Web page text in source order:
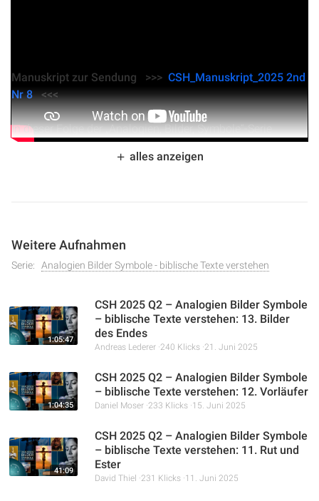
Manuskript zur Sendung >>> CSH_Manuskript_2025 2nd
Nr 8<<<
In dieser Folge der „Analogien, Bilder, Symbole“-Serie
beleuchtet Christopher Kramp die überraschende
prophetische Bedeutung der Psalmen. Er erklärt, wie Jesus
Eigenschaften diejenigen haben, die auf Gottes heiligem
Berg wohnen dürfen.
alles anzeigen
Weitere Aufnahmen
Serie: Analogien Bilder Symbole - biblische Texte verstehen
1:05:47
CSH 2025 Q2 – Analogien Bilder Symbole
– biblische Texte verstehen: 13. Bilder
des Endes
Andreas Lederer 240 Klicks 21. Juni 2025
1:04:35
CSH 2025 Q2 – Analogien Bilder Symbole
– biblische Texte verstehen: 12. Vorläufer
Daniel Moser 233 Klicks 15. Juni 2025
41:09
CSH 2025 Q2 – Analogien Bilder Symbole
– biblische Texte verstehen: 11. Rut und
Ester
David Thiel 231 Klicks 11. Juni 2025